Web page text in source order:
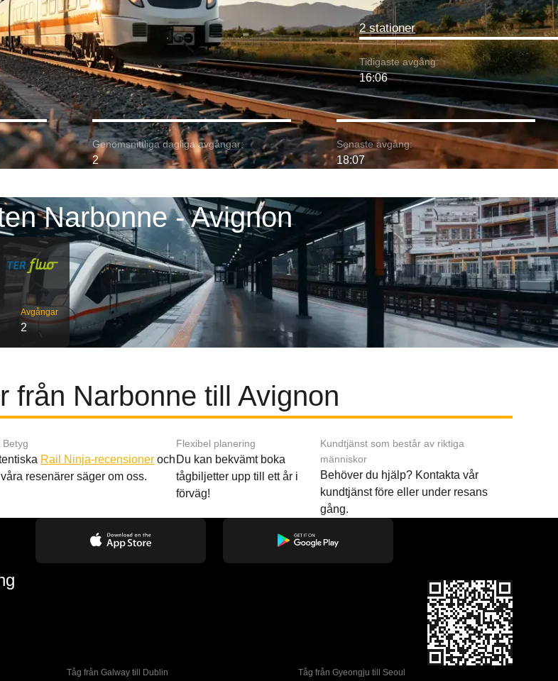
2 stationer
Tidigaste avgång:
16:06
Genomsnittliga dagliga avgångar:
2
Senaste avgång:
18:07
Narbonne - Avignon
Avgångar
2
från Narbonne till Avignon
Betyg
Rail Ninja-recensioneroch
resenärer säger om oss.
Flexibel planering
Du kan bekvämt boka
tågbiljetter upp till ett år i
förväg!
Kundtjänst som består av riktiga
människor
Behöver du hjälp? Kontakta vår
kundtjänst före eller under resans
gång.
Tåg från Galway till Dublin Tåg från Gyeongju till Seoul